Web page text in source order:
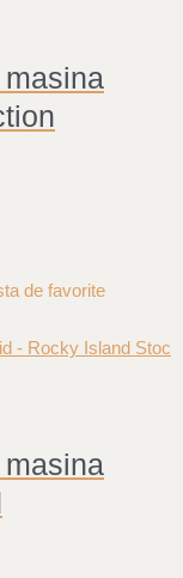
de favorite
Stoc